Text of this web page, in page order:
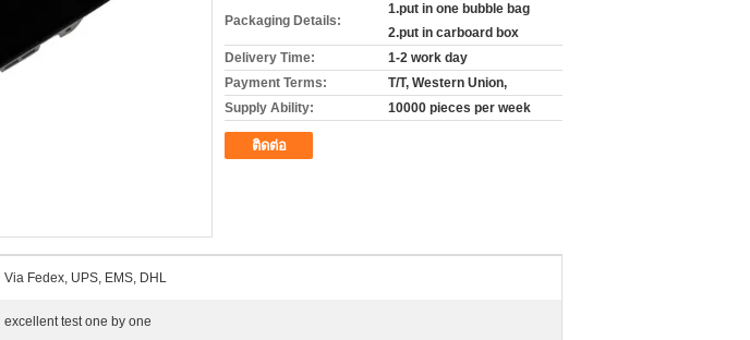
Packaging Details:
1.put in one bubble bag
2.put in carboard box
Delivery Time:
1-2 work day
Payment Terms:
T/T, Western Union,
Supply Ability:
10000 pieces per week
ติดต่อ
Via Fedex, UPS, EMS, DHL
excellent test one by one